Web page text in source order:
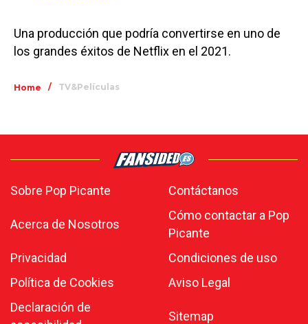
Una producción que podría convertirse en uno de
los grandes éxitos de Netflix en el 2021.
Home / TV&Películas
Sobre Pop Picante Contáctanos
Acerca de Nosotros
Cómo contactar a Pop
Picante
Privacidad
Condiciones de uso
Política de Cookies
Aviso Legal
Declaración de
Sitemap